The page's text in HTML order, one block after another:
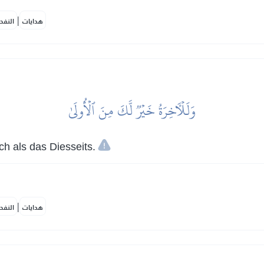
| هدايات
وَلَلۡأٓخِرَةُ خَيۡرٞ لَّكَ مِنَ ٱلۡأُولَىٰ
als das Diesseits.
| هدايات